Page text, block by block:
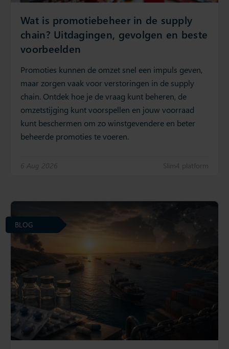
Wat is promotiebeheer in de supply
chain? Uitdagingen, gevolgen en beste
voorbeelden
Promoties kunnen de omzet snel een impuls geven,
maar zorgen vaak voor verstoringen in de supply
chain. Ontdek hoe je de vraag kunt beheren, de
omzetstijging kunt voorspellen en jouw voorraad
kunt beschermen om zo winstgevendere en beter
beheerde promoties te voeren.
6 Aug 2026 Slim4 platform
BLOG